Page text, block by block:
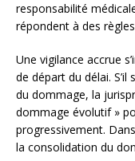
responsabilité
répondent à des
Une vigilance accrue
de départ du délai.
du dommage, la
dommage évolutif »
progressivement.
la consolidation du